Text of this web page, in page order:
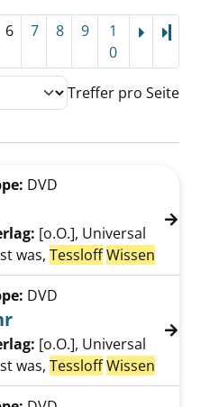
6 7 8 9
1
0
Treffer pro Seite
von Geld anzeigen
DVD
Verfasser
[o.O.], Universal
was, TessloffWissen
von Feuerwehr anzeigen
DVD
Verfasser
[o.O.], Universal
was, TessloffWissen